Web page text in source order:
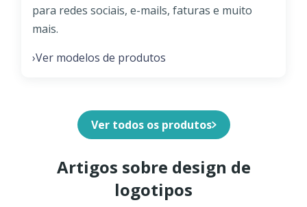
para redes sociais, e-mails, faturas e muito
mais.
›Ver modelos de produtos
Ver todos os produtos
Artigos sobre design de
logotipos